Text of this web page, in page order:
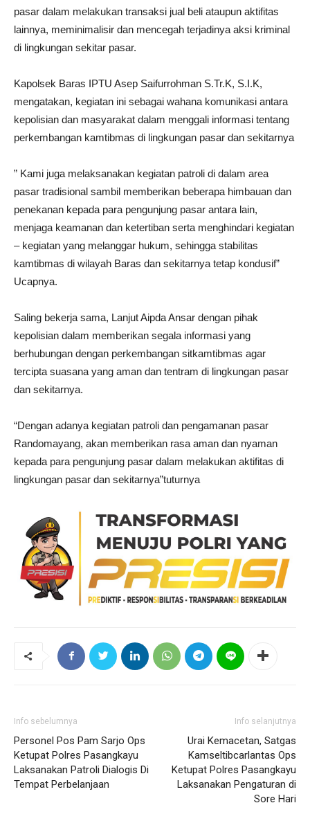
pasar dalam melakukan transaksi jual beli ataupun aktifitas
lainnya, meminimalisir dan mencegah terjadinya aksi kriminal
di lingkungan sekitar pasar.
Kapolsek Baras IPTU Asep Saifurrohman S.Tr.K, S.I.K,
mengatakan, kegiatan ini sebagai wahana komunikasi antara
kepolisian dan masyarakat dalam menggali informasi tentang
perkembangan kamtibmas di lingkungan pasar dan sekitarnya
” Kami juga melaksanakan kegiatan patroli di dalam area
pasar tradisional sambil memberikan beberapa himbauan dan
penekanan kepada para pengunjung pasar antara lain,
menjaga keamanan dan ketertiban serta menghindari kegiatan
– kegiatan yang melanggar hukum, sehingga stabilitas
kamtibmas di wilayah Baras dan sekitarnya tetap kondusif”
Ucapnya.
Saling bekerja sama, Lanjut Aipda Ansar dengan pihak
kepolisian dalam memberikan segala informasi yang
berhubungan dengan perkembangan sitkamtibmas agar
tercipta suasana yang aman dan tentram di lingkungan pasar
dan sekitarnya.
“Dengan adanya kegiatan patroli dan pengamanan pasar
Randomayang, akan memberikan rasa aman dan nyaman
kepada para pengunjung pasar dalam melakukan aktifitas di
lingkungan pasar dan sekitarnya”tuturnya
Info sebelumnya
Personel Pos Pam Sarjo Ops
Ketupat Polres Pasangkayu
Laksanakan Patroli Dialogis Di
Tempat Perbelanjaan
Info selanjutnya
Urai Kemacetan, Satgas
Kamseltibcarlantas Ops
Ketupat Polres Pasangkayu
Laksanakan Pengaturan di
Sore Hari